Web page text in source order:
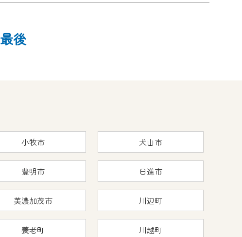
最後
小牧市 犬山市
豊明市 日進市
美濃加茂市 川辺町
養老町 川越町